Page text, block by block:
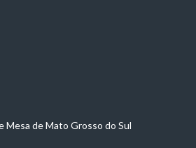
Mesa de Mato Grosso do Sul